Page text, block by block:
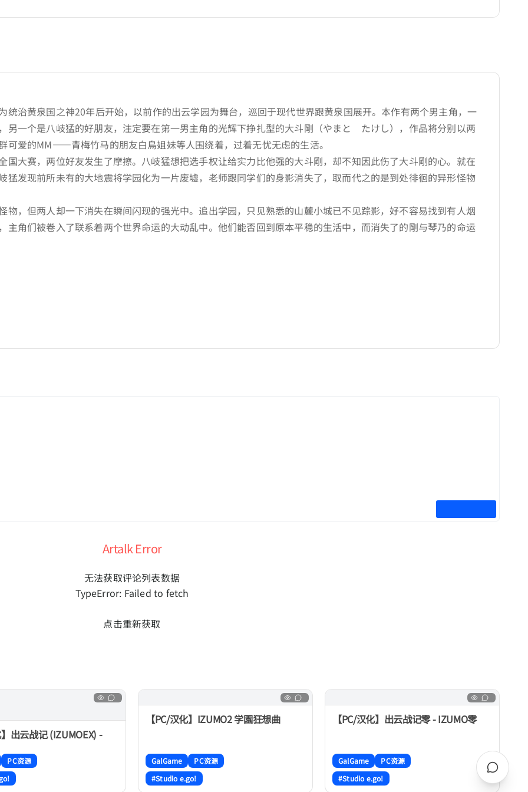
统治黄泉国之神20年后开始，以前作的出云学园为舞台，巡回于现代世界跟黄泉国展开。本作有两个男主角，一
一个是八岐猛的好朋友，注定要在第一男主角的光辉下挣扎型的大斗剛（やまと たけし），作品将分别以两
可爱的MM——青梅竹马的朋友白鳥姐妹等人围绕着，过着无忧无虑的生活。
大赛，两位好友发生了摩擦。八岐猛想把选手权让给实力比他强的大斗剛，却不知因此伤了大斗剛的心。就在
发现前所未有的大地震将学园化为一片废墟，老师跟同学们的身影消失了，取而代之的是到处徘徊的异形怪物
，但两人却一下消失在瞬间闪现的强光中。追出学园，只见熟悉的山麓小城已不见踪影，好不容易找到有人烟
主角们被卷入了联系着两个世界命运的大动乱中。他们能否回到原本平稳的生活中，而消失了的剛与琴乃的命运
Artalk Error
无法获取评论列表数据
TypeError: Failed to fetch
点击重新获取
出云战记 (IZUMOEX) -
PC资源
【PC/汉化】IZUMO2 学園狂想曲
GalGame
PC资源
#Studio e.go!
【PC/汉化】出云战记零 - IZUMO零
GalGame
PC资源
#Studio e.go!